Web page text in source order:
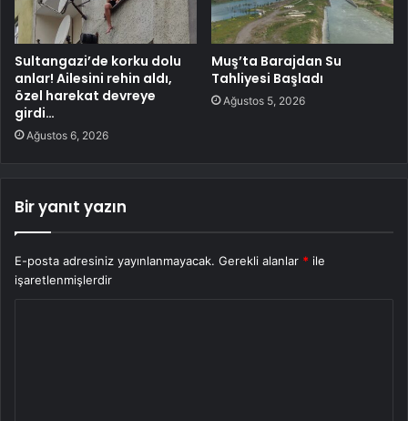
Sultangazi’de korku dolu
anlar! Ailesini rehin aldı,
özel harekat devreye
girdi…
Ağustos 6, 2026
Muş’ta Barajdan Su
Tahliyesi Başladı
Ağustos 5, 2026
Bir yanıt yazın
E-posta adresiniz yayınlanmayacak. Gerekli alanlar * ile
işaretlenmişlerdir